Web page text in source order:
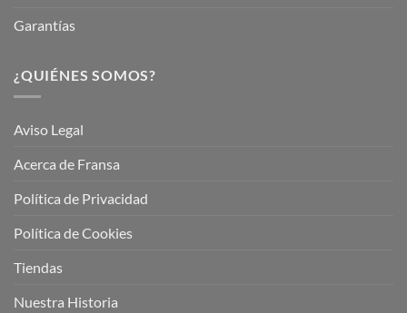
Garantías
¿QUIÉNES SOMOS?
Aviso Legal
Acerca de Fransa
Política de Privacidad
Política de Cookies
Tiendas
Nuestra Historia